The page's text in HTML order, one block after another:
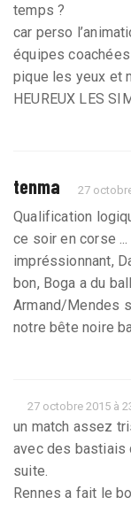
temps ?
car perso
équipes coachées
pique les yeux et
HEUREUX LES
tenma 27
Qualification
ce soir en corse
impréssionnant,
bon, Boga a du
Armand/Mendes
notre bête noire
27 octobre 2015 à
un match assez
avec des bastiais
suite.
Rennes a fait le